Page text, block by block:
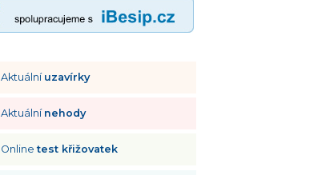
Aktuální uzavírky
Aktuální nehody
Onlinetest křižovatek